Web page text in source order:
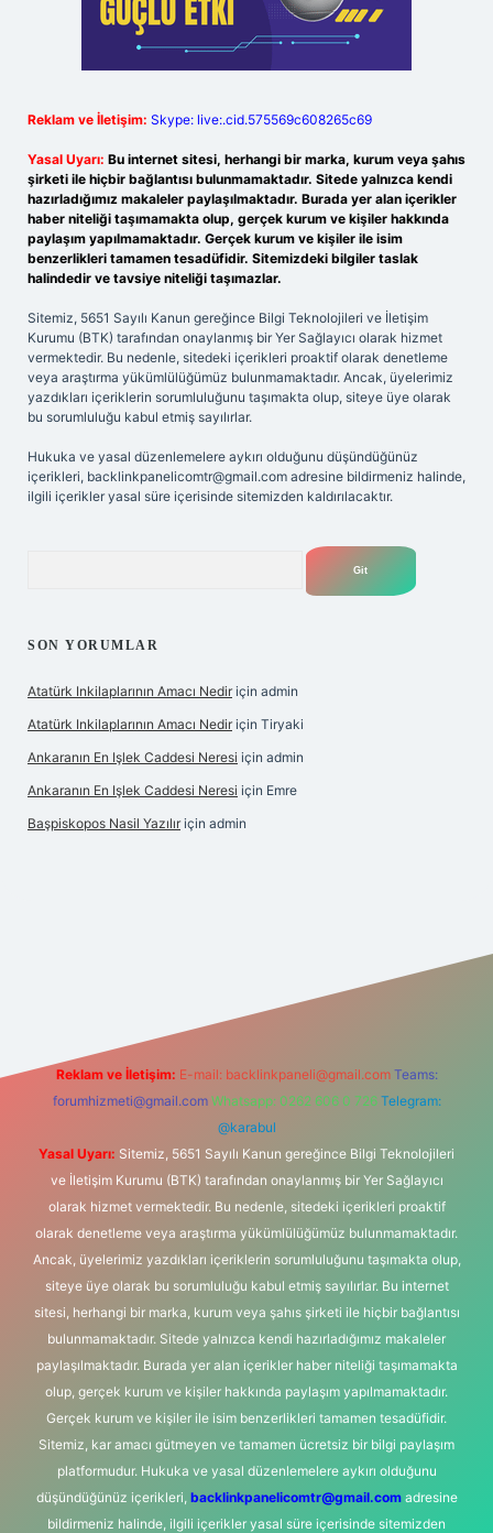
Reklam ve İletişim: Skype: live:.cid.575569c608265c69
Yasal Uyarı: Bu internet sitesi, herhangi bir marka, kurum veya şahıs
şirketi ile hiçbir bağlantısı bulunmamaktadır. Sitede yalnızca kendi
hazırladığımız makaleler paylaşılmaktadır. Burada yer alan içerikler
haber niteliği taşımamakta olup, gerçek kurum ve kişiler hakkında
paylaşım yapılmamaktadır. Gerçek kurum ve kişiler ile isim
benzerlikleri tamamen tesadüfidir. Sitemizdeki bilgiler taslak
halindedir ve tavsiye niteliği taşımazlar.
Sitemiz, 5651 Sayılı Kanun gereğince Bilgi Teknolojileri ve İletişim
Kurumu (BTK) tarafından onaylanmış bir Yer Sağlayıcı olarak hizmet
vermektedir. Bu nedenle, sitedeki içerikleri proaktif olarak denetleme
veya araştırma yükümlülüğümüz bulunmamaktadır. Ancak, üyelerimiz
yazdıkları içeriklerin sorumluluğunu taşımakta olup, siteye üye olarak
bu sorumluluğu kabul etmiş sayılırlar.
Hukuka ve yasal düzenlemelere aykırı olduğunu düşündüğünüz
içerikleri, backlinkpanelicomtr@gmail.com adresine bildirmeniz halinde,
ilgili içerikler yasal süre içerisinde sitemizden kaldırılacaktır.
SON YORUMLAR
Atatürk Inkilaplarının Amacı Nedir için admin
Atatürk Inkilaplarının Amacı Nedir için Tiryaki
Ankaranın En Işlek Caddesi Neresi için admin
Ankaranın En Işlek Caddesi Neresi için Emre
Başpiskopos Nasil Yazılır için admin
Reklam ve İletişim: E-mail: backlinkpaneli@gmail.com Teams:
forumhizmeti@gmail.com Whatsapp: 0262 606 0 726 Telegram:
@karabul
Yasal Uyarı: Sitemiz, 5651 Sayılı Kanun gereğince Bilgi Teknolojileri
ve İletişim Kurumu (BTK) tarafından onaylanmış bir Yer Sağlayıcı
olarak hizmet vermektedir. Bu nedenle, sitedeki içerikleri proaktif
olarak denetleme veya araştırma yükümlülüğümüz bulunmamaktadır.
Ancak, üyelerimiz yazdıkları içeriklerin sorumluluğunu taşımakta olup,
siteye üye olarak bu sorumluluğu kabul etmiş sayılırlar. Bu internet
sitesi, herhangi bir marka, kurum veya şahıs şirketi ile hiçbir bağlantısı
bulunmamaktadır. Sitede yalnızca kendi hazırladığımız makaleler
paylaşılmaktadır. Burada yer alan içerikler haber niteliği taşımamakta
olup, gerçek kurum ve kişiler hakkında paylaşım yapılmamaktadır.
Gerçek kurum ve kişiler ile isim benzerlikleri tamamen tesadüfidir.
Sitemiz, kar amacı gütmeyen ve tamamen ücretsiz bir bilgi paylaşım
platformudur. Hukuka ve yasal düzenlemelere aykırı olduğunu
düşündüğünüz içerikleri, backlinkpanelicomtr@gmail.comadresine
bildirmeniz halinde, ilgili içerikler yasal süre içerisinde sitemizden